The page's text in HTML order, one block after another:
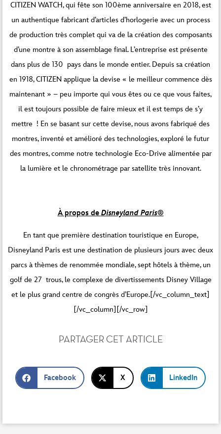
CITIZEN WATCH, qui fête son 100ème anniversaire en 2018, est
un authentique fabricant d’articles d’horlogerie avec un process
de production très complet qui va de la création des composants
d’une montre à son assemblage final. L’entreprise est présente
dans plus de 130 pays dans le monde entier. Depuis sa création
en 1918, CITIZEN applique la devise « le meilleur commence dès
maintenant » – peu importe qui vous êtes ou ce que vous faites,
il est toujours possible de faire mieux et il est temps de s’y
mettre ! En se basant sur cette devise, nous avons fabriqué des
montres, inventé et amélioré des technologies, exploré le futur
des montres, comme notre technologie Eco-Drive alimentée par
la lumière et le chronométrage par satellite très innovant.
À propos de Disneyland Paris®
En tant que première destination touristique en Europe,
Disneyland Paris est une destination de plusieurs jours avec deux
parcs à thèmes de renommée mondiale, sept hôtels à thème, un
golf de 27 trous, le complexe de divertissements Disney Village
et le plus grand centre de congrès d’Europe.[/vc_column_text]
[/vc_column][/vc_row]
PARTAGER CET ARTICLE
Facebook X LinkedIn